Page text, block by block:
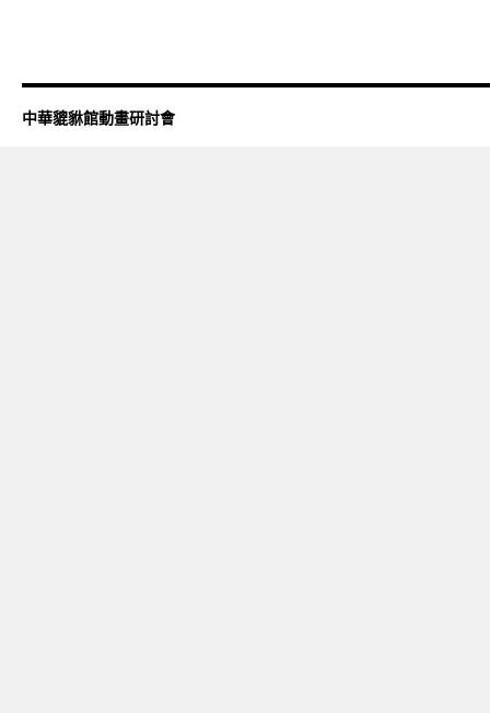
中華貔貅館動畫研討會